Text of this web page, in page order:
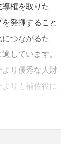
権を取りた
発揮すること
つながるた
しています。
より優秀な人財
りも補佐役に